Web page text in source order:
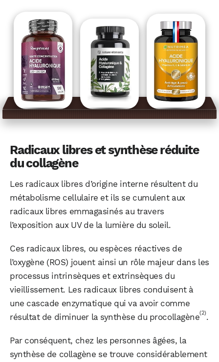
Radicaux libres et synthèse réduite
du collagène
Les radicaux libres d’origine interne résultent du
métabolisme cellulaire et ils se cumulent aux
radicaux libres emmagasinés au travers
l’exposition aux UV de la lumière du soleil.
Ces radicaux libres, ou espèces réactives de
l’oxygène (ROS) jouent ainsi un rôle majeur dans les
processus intrinsèques et extrinsèques du
vieillissement. Les radicaux libres conduisent à
une cascade enzymatique qui va avoir comme
résultat de diminuer la synthèse du procollagène(2).
Par conséquent, chez les personnes âgées, la
synthèse de collagène se trouve considérablement